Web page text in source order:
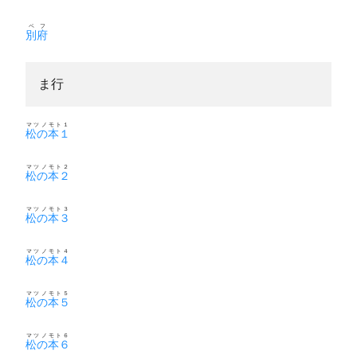
別府
ベフ
ま行
松の本１
マツノモト１
松の本２
マツノモト２
松の本３
マツノモト３
松の本４
マツノモト４
松の本５
マツノモト５
松の本６
マツノモト６